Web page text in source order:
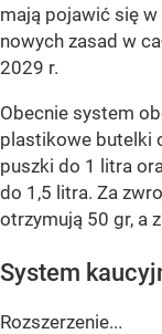
mają pojawić się
nowych zasad w
2029 r.
Obecnie system
plastikowe butelki
puszki do 1 litra
do 1,5 litra. Za
otrzymują 50 gr, a
System
Rozszerzenie...